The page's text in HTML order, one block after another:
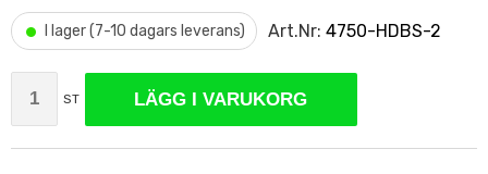
• I lager (7-10 dagars leverans) Art.Nr: 4750-HDBS-2
ST LÄGG I VARUKORG